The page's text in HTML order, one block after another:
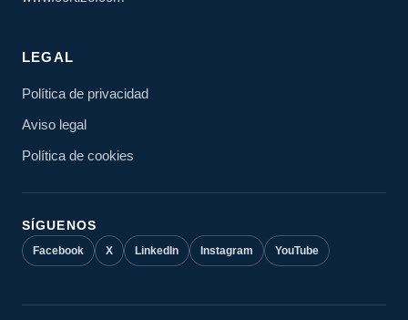
LEGAL
Política de privacidad
Aviso legal
Política de cookies
SÍGUENOS
Facebook X LinkedIn Instagram YouTube